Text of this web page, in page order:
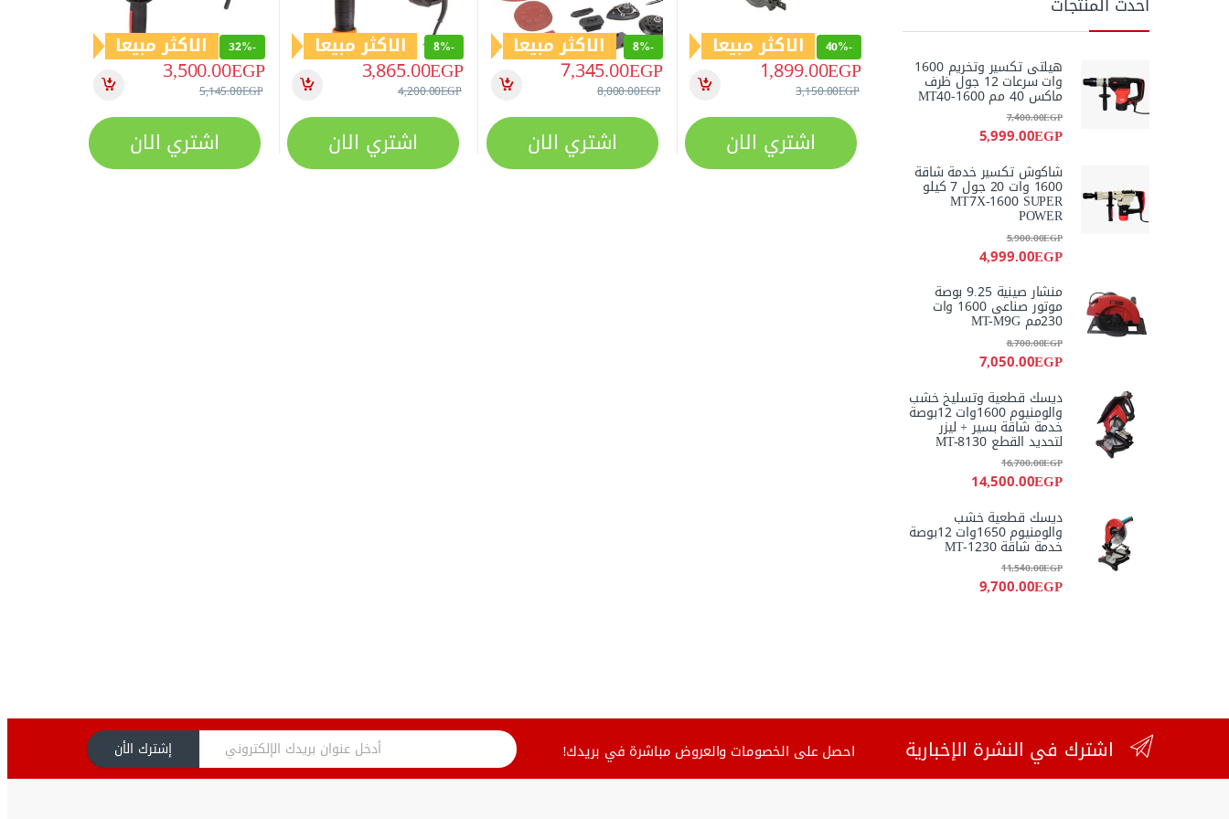
-
40% الاكثر مبيعا
1,899.00EGP
3,150.00EGP
اشتري الان
-
8% الاكثر مبيعا
7,345.00EGP
8,000.00EGP
اشتري الان
-
8% الاكثر مبيعا
3,865.00EGP
4,200.00EGP
اشتري الان
-
32% الاكثر مبيعا
3,500.00EGP
5,145.00EGP
اشتري الان
هيلتى تكسير وتخريم 1600
وات سرعات 12 جول ظرف
ماكس 40 مم MT40-1600
5,999.00EGP
7,400.00EGP
شاكوش تكسير خدمة شاقة
1600 وات 20 جول 7 كيلو
MT7X-1600 SUPER
POWER
4,999.00EGP
5,900.00EGP
منشار صينية 9.25 بوصة
موتور صناعى 1600 وات
230مم MT-M9G
7,050.00EGP
8,700.00EGP
ديسك قطعية وتسليخ خشب
والومنيوم 1600وات 12بوصة
خدمة شاقة بسير + ليزر
لتحديد القطع MT-8130
14,500.00EGP
16,700.00EGP
ديسك قطعية خشب
والومنيوم 1650وات 12بوصة
خدمة شاقة MT-1230
9,700.00EGP
11,540.00EGP
اشترك في النشرة الإخبارية احصل على الخصومات والعروض مباشرة في بريدك! إشترك الأن